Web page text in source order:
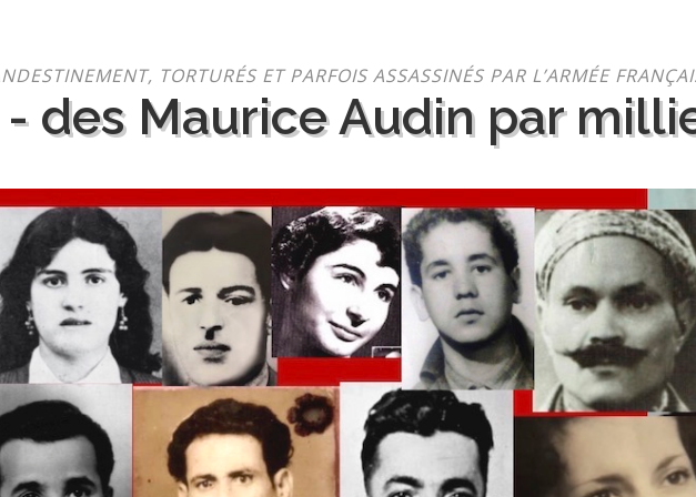
TORTURÉS ET PARFOIS ASSASSINÉS PAR L’ARMÉE
des Maurice Audin par